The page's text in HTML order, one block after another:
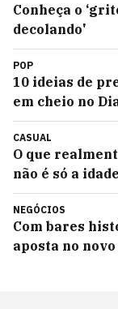
Conheça o
decolando'
POP
10 ideias de
em cheio no
CASUAL
O que
não é só a idade
NEGÓCIOS
Com bares
aposta no